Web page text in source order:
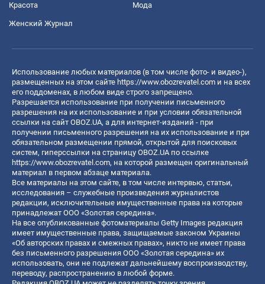
Красота Мода
Женский Журнал
Использование любых материалов (в том числе фото- и видео-),
размещенных на этом сайте https://www.obozrevatel.com и на всех
его поддоменах, в любом виде строго запрещено.
Разрешается использование при получении письменного
разрешения на их использование и при условии обязательной
ссылки на сайт OBOZ.UA, а для интернет-изданий - при
получении письменного разрешения на их использование и при
обязательном размещении прямой, открытой для поисковых
систем, гиперссылки на страницу OBOZ.UA по ссылке
https://www.obozrevatel.com, на которой размещен оригинальный
материал в первом абзаце материала.
Все материалы на этом сайте, в том числе интервью, статьи,
исследования – служебные произведения журналистов
редакции, исключительные имущественные права на которые
принадлежат ООО «Золотая середина».
На все опубликованные фотоматериалы Getty Images редакция
имеет имущественные права, защищаемые законом Украины
«Об авторских правах и смежных правах», никто не имеет права
без письменного разрешения ООО «Золотая середина» их
использовать, они не подлежат дальнейшему воспроизводству,
переводу, распространению в любой форме.